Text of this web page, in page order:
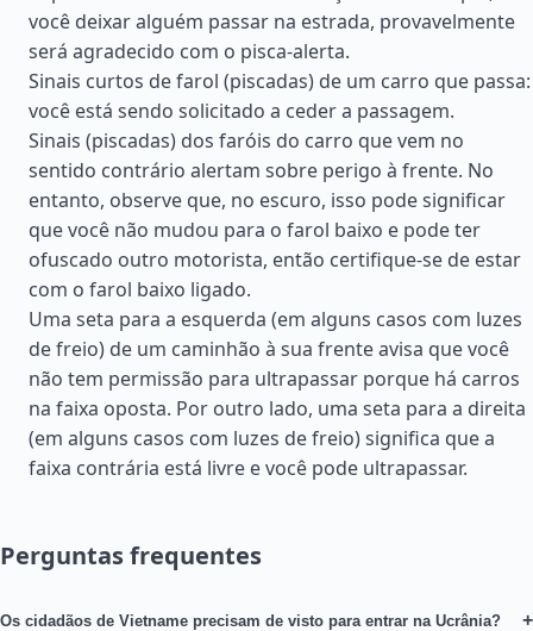
você deixar alguém passar na estrada, provavelmente
será agradecido com o pisca-alerta.
Sinais curtos de farol (piscadas) de um carro que passa:
você está sendo solicitado a ceder a passagem.
Sinais (piscadas) dos faróis do carro que vem no
sentido contrário alertam sobre perigo à frente. No
entanto, observe que, no escuro, isso pode significar
que você não mudou para o farol baixo e pode ter
ofuscado outro motorista, então certifique-se de estar
com o farol baixo ligado.
Uma seta para a esquerda (em alguns casos com luzes
de freio) de um caminhão à sua frente avisa que você
não tem permissão para ultrapassar porque há carros
na faixa oposta. Por outro lado, uma seta para a direita
(em alguns casos com luzes de freio) significa que a
faixa contrária está livre e você pode ultrapassar.
Perguntas frequentes
Os cidadãos de Vietname precisam de visto para entrar na Ucrânia? +